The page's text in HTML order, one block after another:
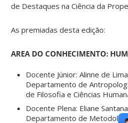
de Destaques na Ciência da
As premiadas desta edição:
AREA DO CONHECIMENTO:
Docente Júnior: Alinne de
Departamento de
de Filosofia e Ciências
Docente Plena: Eliane
Departamento de